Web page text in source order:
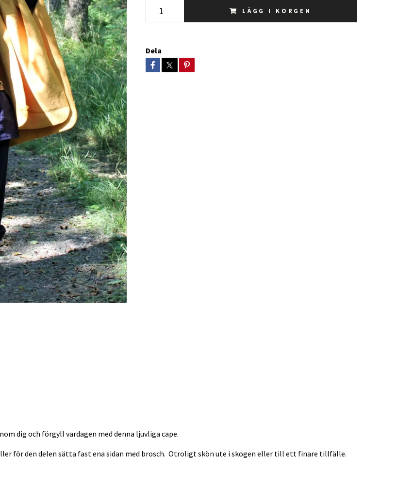
LÄGG I KORGEN
Dela
dig och förgyll vardagen med denna ljuvliga cape.
för den delen sätta fast ena sidan med brosch. Otroligt skön ute i skogen eller till ett finare tillfälle.